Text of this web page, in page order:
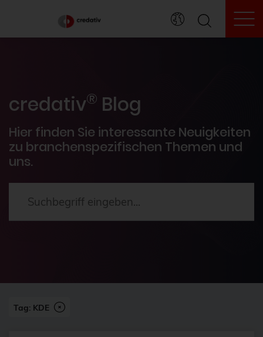
credativ® Blog
Hier finden Sie interessante Neuigkeiten
zu branchenspezifischen Themen und
uns.
Veranstaltungen
PostgreSQL®
2FA
Abonnement
Tag: KDE